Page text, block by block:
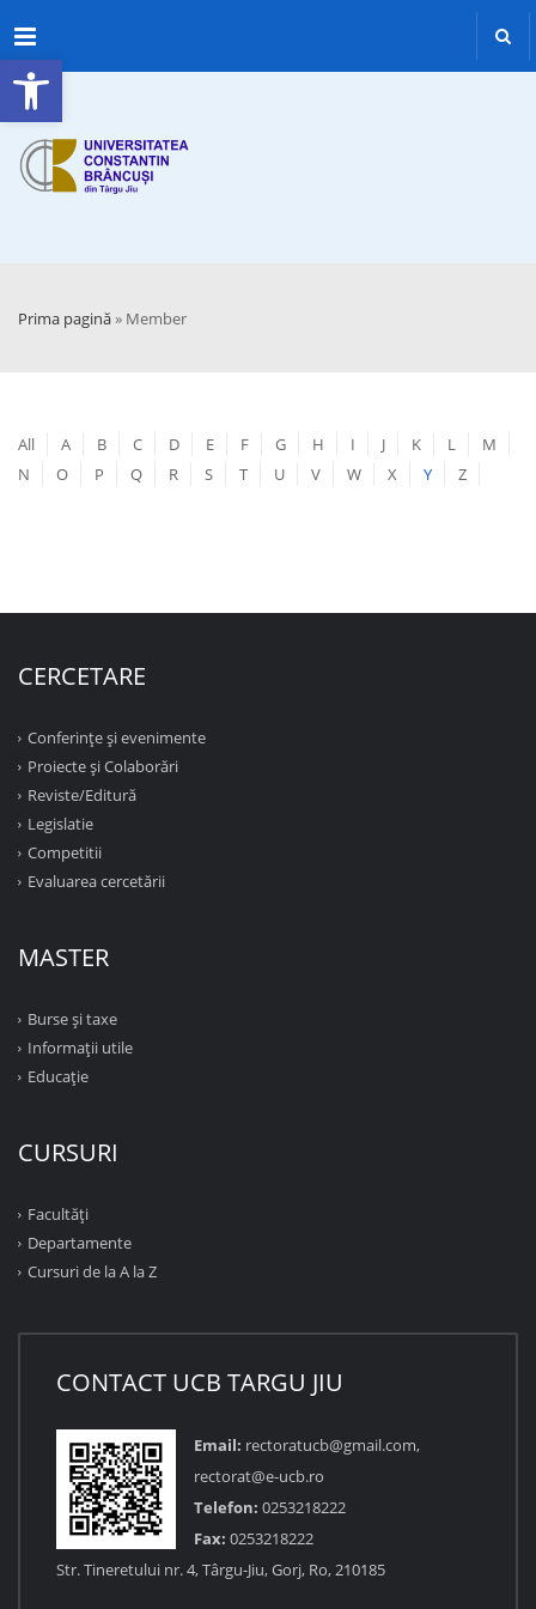
Deschide bara de unelte
Menu
Prima pagină» Member
All A B C D E F G H I J K L
M
N
O P Q R S T U V W X Y Z
CERCETARE
Conferinţe şi evenimente
Proiecte şi Colaborări
Reviste/Editură
Legislatie
Competitii
Evaluarea cercetării
MASTER
Burse și taxe
Informații utile
Educație
CURSURI
Facultăţi
Departamente
Cursuri de la A la Z
CONTACT UCB TARGU JIU
Email: rectoratucb@gmail.com,
rectorat@e-ucb.ro
Telefon: 0253218222
Fax: 0253218222
Str. Tineretului nr. 4, Târgu-Jiu, Gorj, Ro, 210185